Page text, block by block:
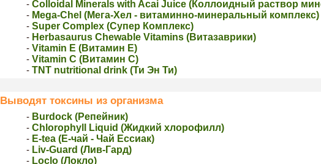
- Colloidal Minerals with Acai Juice (Коллоидный раствор
- Mega-Chel (Мега-Хел - витаминно-минеральный комплекс)
- Super Complex (Супер Комплекс)
- Herbasaurus Сhewable Vitamins (Витазаврики)
- Vitamin E (Витaмин Е)
- Vitamin C (Витaмин С)
- TNT nutritional drink (Ти Эн Ти)
Выводят токсины из организма
- Burdock (Рeпейник)
- Chlorophyll Liquid (Жидкий хлорoфилл)
- E-tea (Е-чай - Чай Ессиак)
- Liv-Guard (Лив-Гард)
- Loclo (Локло)